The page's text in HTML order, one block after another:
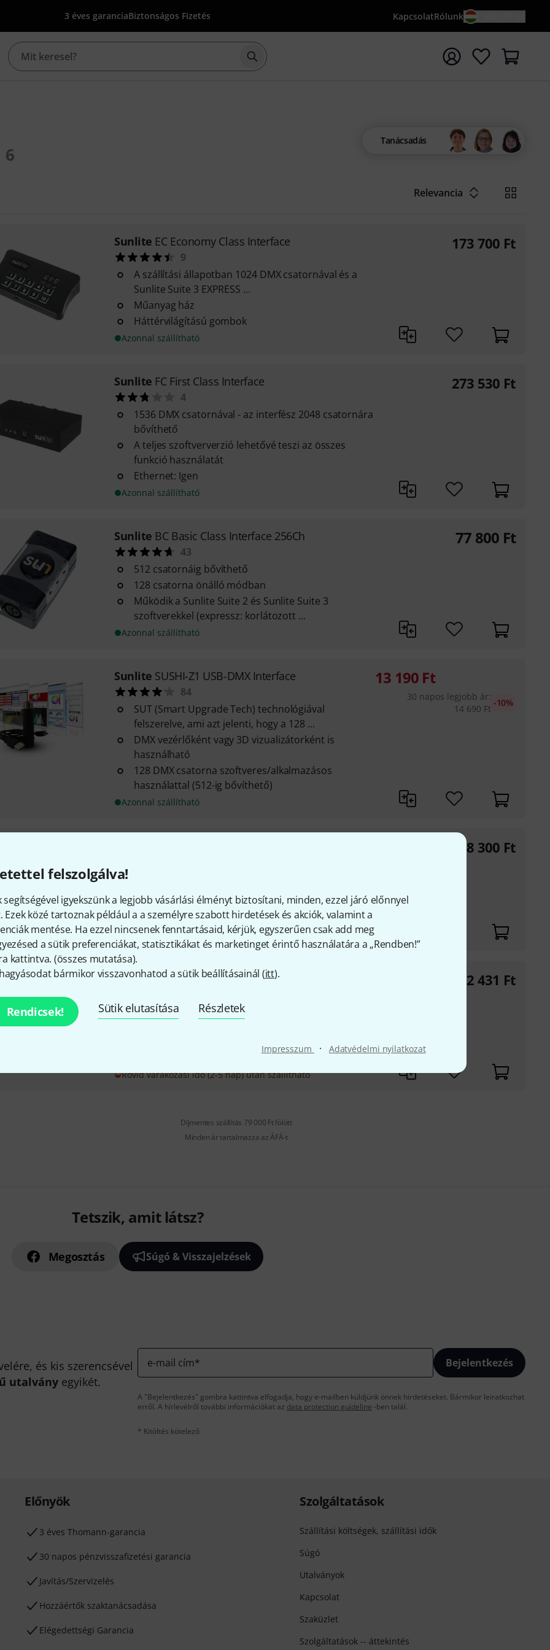
felszolgálva!
segítségével igyekszünk a legjobb vásárlási élményt biztosítani, minden, ezzel járó előnnyel
Ezek közé tartoznak például a a személyre szabott hirdetések és akciók, valamint a
mentése. Ha ezzel nincsenek fenntartásaid, kérjük, egyszerűen csak add meg
a sütik preferenciákat, statisztikákat és marketinget érintő használatára a „Rendben!”
kattintva. (összes mutatása).
bármikor visszavonhatod a sütik beállításainál (itt).
Rendicsek! Sütik elutasítása Részletek
Impresszum · Adatvédelmi nyilatkozat
3 éves garanciaBiztonságos Fizetés KapcsolatRólunk
Keresés indítása {searchTerm} keresőszóval
6
Tanácsadás
Relevancia
Sunlite EC Economy Class Interface
9
A szállítási állapotban 1024 DMX csatornával és a
Sunlite Suite 3 EXPRESS ...
Műanyag ház
Háttérvilágítású gombok
Azonnal szállítható
173 700 Ft
Sunlite FC First Class Interface
4
1536 DMX csatornával - az interfész 2048 csatornára
bővíthető
A teljes szoftververzió lehetővé teszi az összes
funkció használatát
Ethernet: Igen
Azonnal szállítható
273 530 Ft
Sunlite BC Basic Class Interface 256Ch
43
512 csatornáig bővíthető
128 csatorna önálló módban
Működik a Sunlite Suite 2 és Sunlite Suite 3
szoftverekkel (expressz: korlátozott ...
Azonnal szállítható
77 800 Ft
Sunlite SUSHI-Z1 USB-DMX Interface
84
SUT (Smart Upgrade Tech) technológiával
felszerelve, ami azt jelenti, hogy a 128 ...
DMX vezérlőként vagy 3D vizualizátorként is
használható
128 DMX csatorna szoftveres/alkalmazásos
használattal (512-ig bővíthető)
Azonnal szállítható
13 190 Ft
30 napos legjobb ár:
14 690 Ft
-10%
Műanyag ház
Háttérvilágítású gombok
Azonnal szállítható
148 300 Ft
Sunlite RC Rack Class Interface
csatornára bővíthető.
Ház: Fém (19"-os rack a mellékelt adapterekkel)
Rövid várakozási idő (2-5 nap) után szállítható
452 431 Ft
Díjmentes szállítás 79 000 Ft fölött
Minden ár tartalmazza az ÁFÁ-t
Tetszik, amit látsz?
Megosztás Súgó & Visszajelzések
és kis szerencsével
utalvány egyikét.
e-mail cím* Bejelentkezés
A "Bejelentkezés" gombra kattintva elfogadja, hogy e-mailben küldjünk önnek hirdetéseket. Bármikor leiratkozhat
erről. A hírlevélről további információkat az data protection guideline -ben talál.
* Kitöltés kötelező
Előnyök
3 éves Thomann-garancia
30 napos pénzvisszafizetési garancia
Javítás/Szervizelés
Hozzáértők szaktanácsadása
Elégedettségi Garancia
Szolgáltatások
Szállítási költségek, szállítási idők
Súgó
Utalványok
Kapcsolat
Szaküzlet
Szolgáltatások -- áttekintés